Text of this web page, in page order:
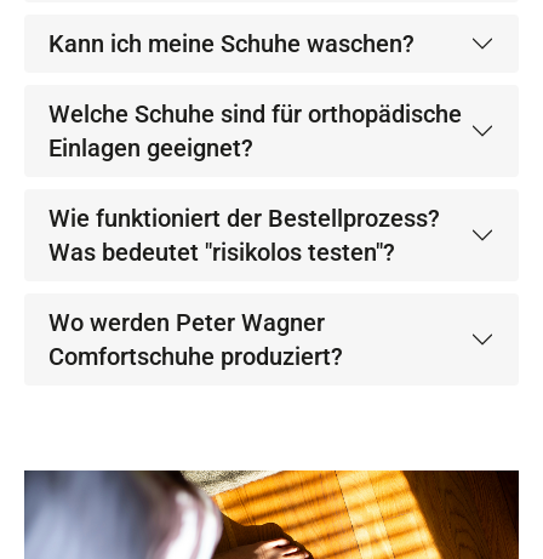
Kann ich meine Schuhe waschen?
Welche Schuhe sind für orthopädische
Einlagen geeignet?
Wie funktioniert der Bestellprozess?
Was bedeutet "risikolos testen"?
Wo werden Peter Wagner
Comfortschuhe produziert?